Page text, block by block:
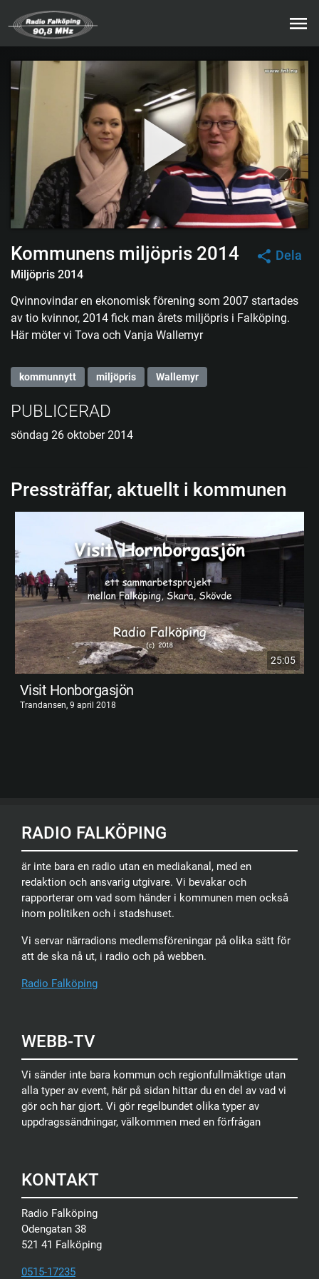
Dela
Kommunens miljöpris 2014
Miljöpris 2014
Qvinnovindar en ekonomisk förening som 2007 startades
av tio kvinnor, 2014 fick man årets miljöpris i Falköping.
Här möter vi Tova och Vanja Wallemyr
kommunnytt miljöpris Wallemyr
PUBLICERAD
söndag 26 oktober 2014
Pressträffar, aktuellt i kommunen
25:05
Visit Honborgasjön
Trandansen, 9 april 2018
RADIO FALKÖPING
är inte bara en radio utan en mediakanal, med en
redaktion och ansvarig utgivare. Vi bevakar och
rapporterar om vad som händer i kommunen men också
inom politiken och i stadshuset.
Vi servar närradions medlemsföreningar på olika sätt för
att de ska nå ut, i radio och på webben.
Radio Falköping
WEBB-TV
Vi sänder inte bara kommun och regionfullmäktige utan
alla typer av event, här på sidan hittar du en del av vad vi
gör och har gjort. Vi gör regelbundet olika typer av
uppdragssändningar, välkommen med en förfrågan
KONTAKT
Radio Falköping
Odengatan 38
521 41 Falköping
0515-17235